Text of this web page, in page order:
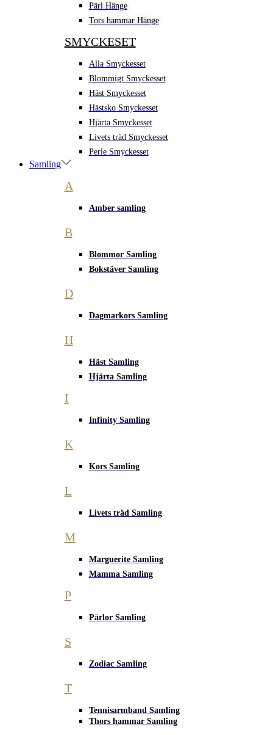
Pärl Hänge
Tors hammar Hänge
SMYCKESET
Alla Smyckesset
Blommigt Smyckesset
Häst Smyckesset
Hästsko Smyckesset
Hjärta Smyckesset
Livets träd Smyckesset
Perle Smyckesset
Samling
A
Amber samling
B
Blommor Samling
Bokstäver Samling
D
Dagmarkors Samling
H
Häst Samling
Hjärta Samling
I
Infinity Samling
K
Kors Samling
L
Livets träd Samling
M
Marguerite Samling
Mamma Samling
P
Pärlor Samling
S
Zodiac Samling
T
Tennisarmband Samling
Thors hammar Samling